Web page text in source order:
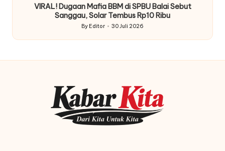
VIRAL! Dugaan Mafia BBM di SPBU Balai Sebut
Sanggau, Solar Tembus Rp10 Ribu
Posted
by
By Editor 30 Juli 2026